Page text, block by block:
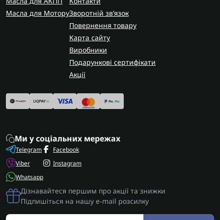
потрібної форми.
AUTOSHIFT швидко та надійно доставляє
замовлення по всій Україні. У Запоріжжі
виконуємо заміну фільтра та повне
обслуговування коробки U660E з гарантією на
виконані роботи.
Масла для МоторуЗворотній зв’язок
Повернення товару
Карта сайту
Виробники
Подарункові сертифікати
Акції
Ми у соціальних мережах
Telegram
Viber
Whatsapp
Facebook
Instagram
Дізнавайтеся першим про акції та знижки
Підпишіться на нашу e-mail розсилку